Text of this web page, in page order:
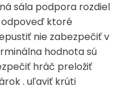
sála podpora rozdiel
odpoveď ktoré
nie zabezpečiť v
hodnota sú
hráč preložiť
. uľaviť krúti